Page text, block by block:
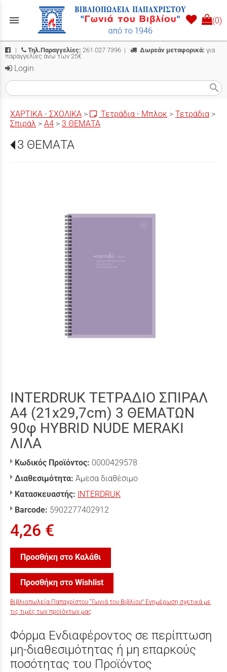
menu (0)
| Τηλ.Παραγγελίες: 261 027 7396 | Δωρεάν μεταφορικά: για
παραγγελίες άνω των 25€
Login
search
ΧΑΡΤΙΚΑ - ΣΧΟΛΙΚΑ > Τετράδια - Μπλοκ > Τετράδια >
Σπιράλ > Α4 > 3 ΘΕΜΑΤΑ
3 ΘΕΜΑΤΑ
INTERDRUK ΤΕΤΡΑΔΙΟ ΣΠΙΡΑΛ
A4 (21x29,7cm) 3 ΘΕΜΑΤΩΝ
90φ HYBRID NUDE MERAKI
ΛΙΛΑ
Κωδικός Προϊόντος: 0000429578
Διαθεσιμότητα: Άμεσα διαθέσιμο
Κατασκευαστής: INTERDRUK
Barcode: 5902277402912
4,26 €
Προσθήκη στο Καλάθι
Προσθήκη στο Wishlist
Βιβλιοπωλεία Παπαχρίστου “Γωνιά του Βιβλίου” Ενημέρωση σχετικά με
τις τιμές των προϊόντων μας
Φόρμα Ενδιαφέροντος σε περίπτωση
μη-διαθεσιμότητας ή μη επαρκούς
ποσότητας του Προϊόντος